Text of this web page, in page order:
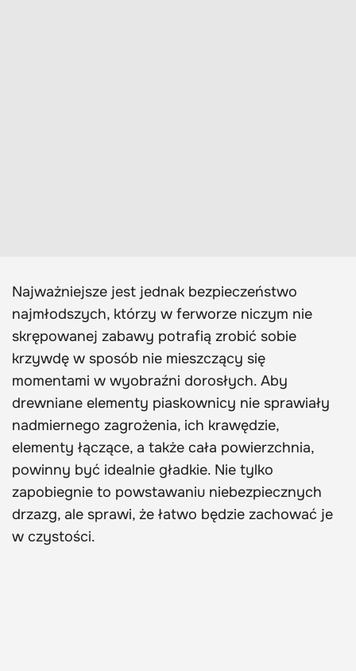
Najważniejsze jest jednak bezpieczeństwo
najmłodszych, którzy w ferworze niczym nie
skrępowanej zabawy potrafią zrobić sobie
krzywdę w sposób nie mieszczący się
momentami w wyobraźni dorosłych. Aby
drewniane elementy piaskownicy nie sprawiały
nadmiernego zagrożenia, ich krawędzie,
elementy łączące, a także cała powierzchnia,
powinny być idealnie gładkie. Nie tylko
zapobiegnie to powstawaniu niebezpiecznych
drzazg, ale sprawi, że łatwo będzie zachować je
w czystości.